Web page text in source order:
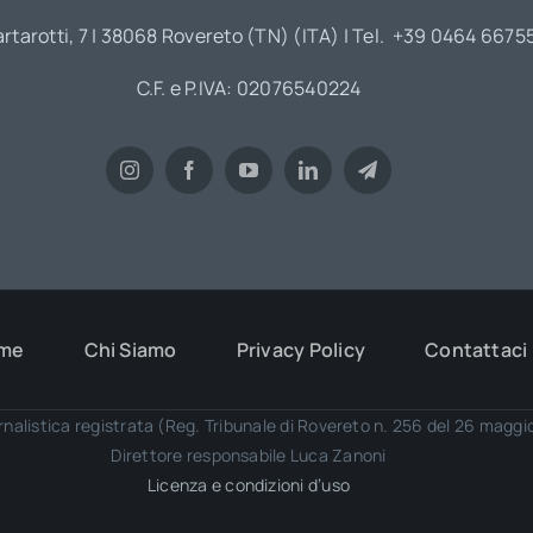
7 | 38068 Rovereto (TN) (ITA) | Tel. +39 0464
C.F. e P.IVA: 02076540224
Chi Siamo Privacy Policy Contattaci
registrata (Reg. Tribunale di Rovereto n. 256 del 26
Direttore responsabile Luca Zanoni
Licenza e condizioni d’uso